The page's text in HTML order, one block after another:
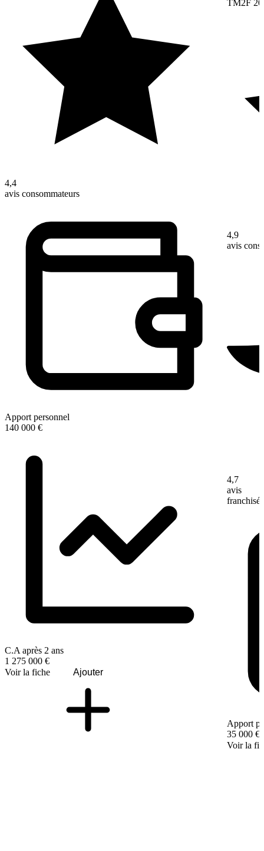
4,4
avis consommateurs
Apport personnel
140 000 €
C.A après 2 ans
1 275 000 €
Voir la fiche
Ajouter
TM2F
4,9
avis
4,7
avis
franchisé
Apport
35 000 €
Voir la